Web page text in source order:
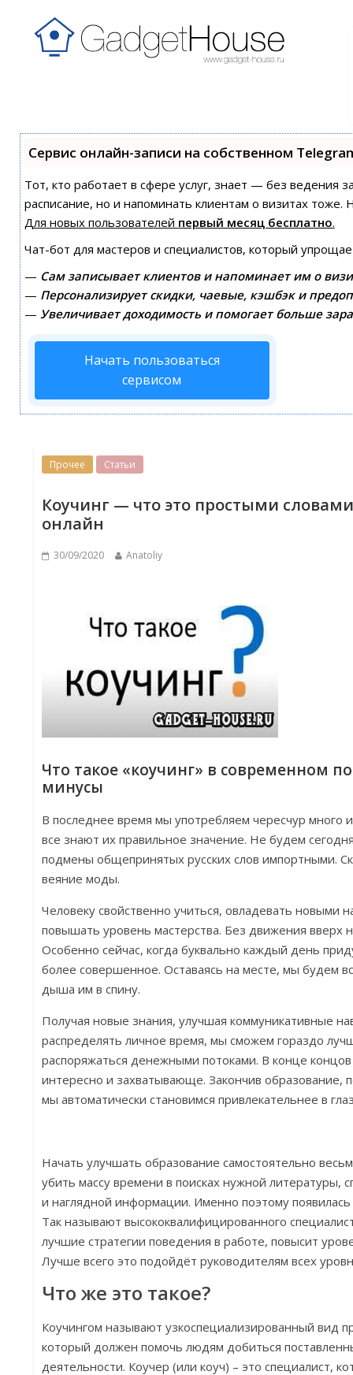
Сервис онлайн-записи на собственном
Тот, кто работает в сфере услуг, знает — без ведения
расписание, но и напоминать клиентам о визитах
Для новых пользователей первый месяц бесплатно.
Чат-бот для мастеров и специалистов, который
— Сам записывает клиентов и напоминает им о
— Персонализирует скидки, чаевые, кэшбэк и
— Увеличивает доходимость и помогает больше
Начать пользоваться
сервисом
Прочее Статьи
Коучинг — что это простыми
онлайн
30/09/2020 Anatoliy
Что такое «коучинг» в современном
минусы
В последнее время мы употребляем чересчур много
все знают их правильное значение. Не будем
подмены общепринятых русских слов импортными.
веяние моды.
Человеку свойственно учиться, овладевать новыми
повышать уровень мастерства. Без движения вверх
Особенно сейчас, когда буквально каждый день
более совершенное. Оставаясь на месте, мы будем
дыша им в спину.
Получая новые знания, улучшая коммуникативные
распределять личное время, мы сможем гораздо
распоряжаться денежными потоками. В конце
интересно и захватывающе. Закончив образование,
мы автоматически становимся привлекательнее в
Начать улучшать образование самостоятельно
убить массу времени в поисках нужной литературы,
и наглядной информации. Именно поэтому
Так называют высококвалифицированного
лучшие стратегии поведения в работе, повысит
Лучше всего это подойдёт руководителям всех
Что же это такое?
Коучингом называют узкоспециализированный вид
который должен помочь людям добиться
деятельности. Коучер (или коуч) – это специалист,